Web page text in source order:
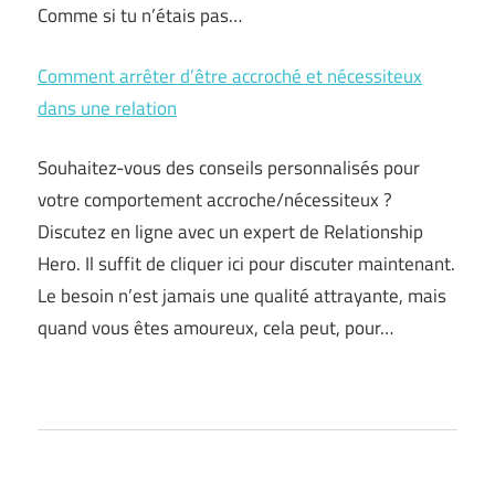
Comme si tu n’étais pas…
Comment arrêter d’être accroché et nécessiteux
dans une relation
Souhaitez-vous des conseils personnalisés pour
votre comportement accroche/nécessiteux ?
Discutez en ligne avec un expert de Relationship
Hero. Il suffit de cliquer ici pour discuter maintenant.
Le besoin n’est jamais une qualité attrayante, mais
quand vous êtes amoureux, cela peut, pour…